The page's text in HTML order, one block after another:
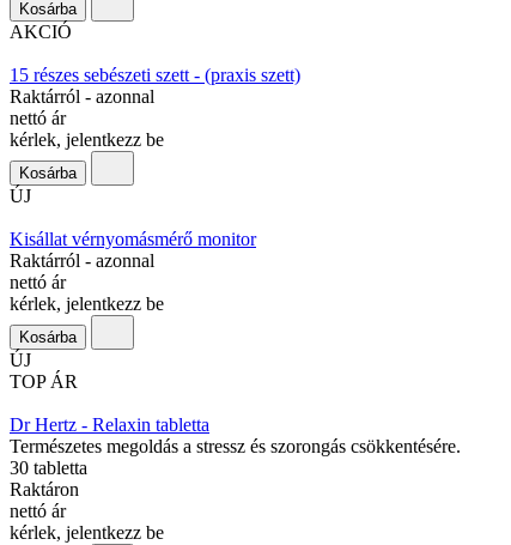
Kosárba
AKCIÓ
15 részes sebészeti szett - (praxis szett)
Raktárról - azonnal
nettó ár
kérlek, jelentkezz be
Kosárba
ÚJ
Kisállat vérnyomásmérő monitor
Raktárról - azonnal
nettó ár
kérlek, jelentkezz be
Kosárba
ÚJ
TOP ÁR
Dr Hertz - Relaxin tabletta
Természetes megoldás a stressz és szorongás csökkentésére.
30 tabletta
Raktáron
nettó ár
kérlek, jelentkezz be